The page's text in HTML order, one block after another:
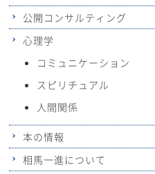
公開コンサルティング
心理学
コミュニケーション
スピリチュアル
人間関係
本の情報
相馬一進について